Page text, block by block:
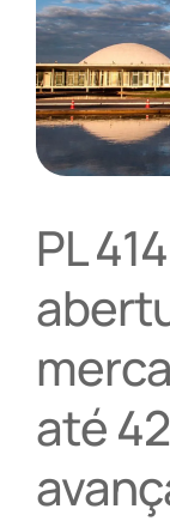
PL
até